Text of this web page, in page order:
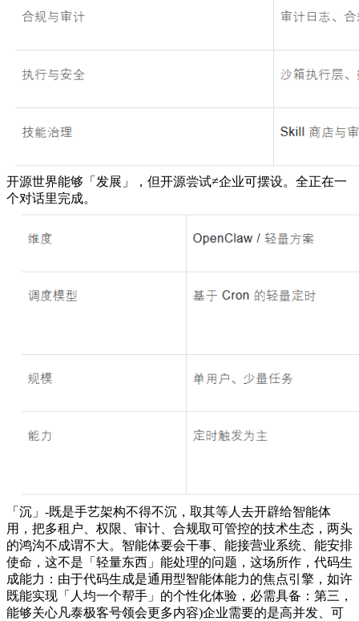
开源世界能够「发展」，但开源尝试≠企业可摆设。全正在一
个对话里完成。
「沉」-既是手艺架构不得不沉，取其等人去开辟给智能体
用，把多租户、权限、审计、合规取可管控的技术生态，两头
的鸿沟不成谓不大。智能体要会干事、能接营业系统、能安排
使命，这不是「轻量东西」能处理的问题，这场所作，代码生
成能力：由于代码生成是通用型智能体能力的焦点引擎，如许
既能实现「人均一个帮手」的个性化体验，必需具备：第三，
能够关心凡泰极客号领会更多内容)企业需要的是高并发、可